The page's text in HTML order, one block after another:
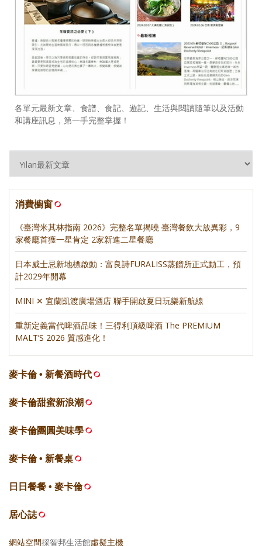
各單元最新文章、食譜、食記、遊記、生活與閱讀隨筆以及活動
和講座訊息，第一手完整掌握！
消費櫥窗
《臺灣米其林指南 2026》完整名單揭曉 臺灣餐飲大放異彩，9
家餐廳首獲一星肯定 2家新進二星餐廳
日本威士忌新地標啟動：富良詩FURALISS蒸餾所正式動工，預
計2029年開幕
MINI ✕ 宜蘭凱渡廣場酒店 聯手開啟夏日玩樂新航線
重新定義當代啤酒品味！三得利頂級啤酒 The PREMIUM
MALT’S 2026 質感進化！
麥卡倫 • 新餐酒時代
麥卡倫甜蜜新浪潮
麥卡倫團圓美味學
麥卡倫 • 新餐桌
日日餐餐 • 麥卡倫
居心誌
網站空間採智邦生活館虛擬主機